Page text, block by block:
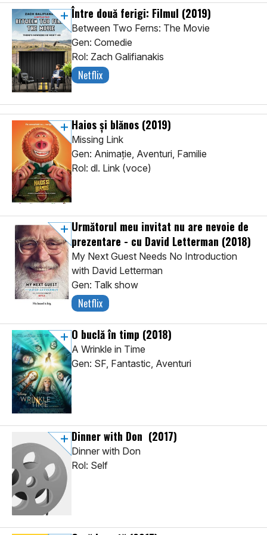
Între două ferigi: Filmul (2019)
Between Two Ferns: The Movie
Gen: Comedie
Rol: Zach Galifianakis
Netflix
Haios și blănos (2019)
Missing Link
Gen: Animaţie, Aventuri, Familie
Rol: dl. Link (voce)
Următorul meu invitat nu are nevoie de
prezentare - cu David Letterman (2018)
My Next Guest Needs No Introduction
with David Letterman
Gen: Talk show
Netflix
O buclă în timp (2018)
A Wrinkle in Time
Gen: SF, Fantastic, Aventuri
Dinner with Don (2017)
Dinner with Don
Rol: Self